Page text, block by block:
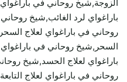
الزوجة,شيخ روحاني في
باراغواي لرد الغائب,شيخ
روحاني في باراغواي لعلاج
السحر,شيخ روحاني في
باراغواي لعلاج الحسد,شيخ
روحاني في باراغواي لعلاج